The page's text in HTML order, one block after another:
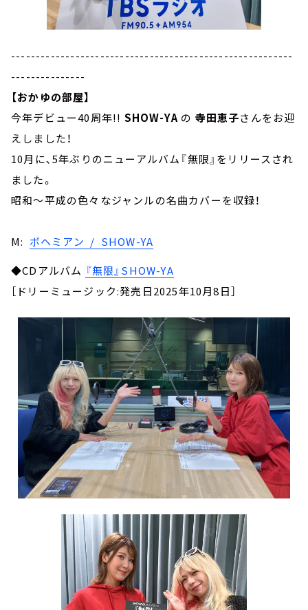
---------------------------------------------------------
---------------
【おかゆの部屋】
今年デビュー40周年!! SHOW-YA の 寺田恵子さんをお迎
えしました！
10月に､5年ぶりのニューアルバム『無限』をリリースされ
ました。
昭和～平成の色々なジャンルの名曲カバーを収録！
M: ボヘミアン / SHOW-YA
◆CDアルバム 『無限』SHOW-YA
［ドリーミュージック:発売日2025年10月8日］